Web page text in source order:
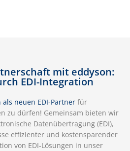
mit eddyson:
EDI-Integration
als neuen EDI-Partner für
zu dürfen! Gemeinsam bieten wir
Datenübertragung (EDI),
effizienter und kostensparender
von EDI-Lösungen in unser